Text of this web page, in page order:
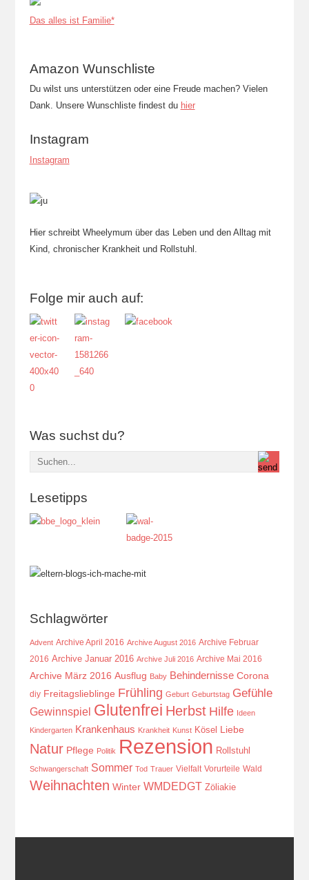
Das alles ist Familie*
Amazon Wunschliste
Du wilst uns unterstützen oder eine Freude machen? Vielen
Dank. Unsere Wunschliste findest du hier
Instagram
Instagram
Hier schreibt Wheelymum über das Leben und den Alltag mit
Kind, chronischer Krankheit und Rollstuhl.
Folge mir auch auf:
Was suchst du?
Lesetipps
Schlagwörter
Advent Archive April 2016 Archive August 2016 Archive Februar
2016 Archive Januar 2016 Archive Juli 2016 Archive Mai 2016
Archive März 2016 Ausflug Baby Behindernisse Corona
diy Freitagslieblinge Frühling Geburt Geburtstag Gefühle
Gewinnspiel Glutenfrei Herbst Hilfe Ideen
Kindergarten Krankenhaus Krankheit Kunst Kösel Liebe
Natur Pflege Politik Rezension Rollstuhl
Schwangerschaft Sommer Tod Trauer Vielfalt Vorurteile Wald
Weihnachten Winter WMDEDGT Zöliakie